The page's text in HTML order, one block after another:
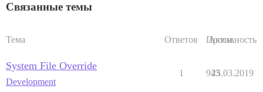
Связанные темы
Тема Ответов Просм.
Активность
System File Override
Development
1 943
25.03.2019